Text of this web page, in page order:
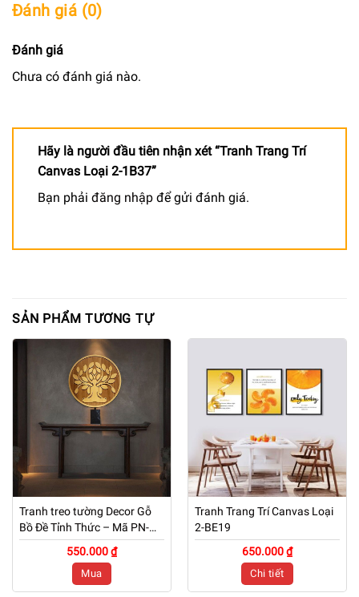
Đánh giá (0)
Đánh giá
Chưa có đánh giá nào.
Hãy là người đầu tiên nhận xét “Tranh Trang Trí
Canvas Loại 2-1B37”
Bạn phải đăng nhập để gửi đánh giá.
SẢN PHẨM TƯƠNG TỰ
Tranh treo tường Decor Gỗ
Bồ Đề Tỉnh Thức – Mã PN-
TG01
550.000 ₫
Mua
Tranh Trang Trí Canvas Loại
2-BE19
650.000 ₫
Chi tiết